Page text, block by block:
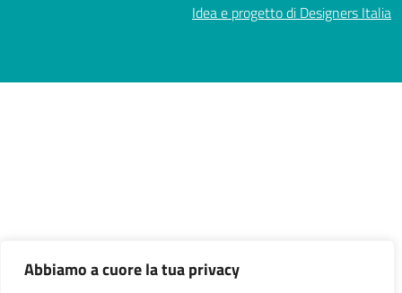
Abbiamo a cuore la tua privacy
Idea e progetto di Designers Italia